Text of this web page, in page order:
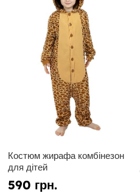
Костюм жирафа комбінезон
для дітей
590 грн.